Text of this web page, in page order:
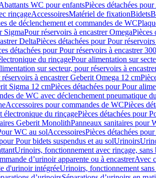
WC pour enfantsPièces détachées
rinçageAccessoiresMatériel de fixationBidets
de déclenchement et commandes de WC
SigmaPour réservoirs à encastrer OmegaPièces
DeltaPièces détachées pour Pour
détachées pour Pour réservoirs à encastrer
du rinçagePour alimentation sur
sur secteur, pour réservoirs à
à encastrer Geberit Omega 12 cm
Sigma 12 cmPièces détachées pour Pour
de WC avec déclenchement pneumatique
Accessoires pour commandes de WCPièces
électronique du rinçagePièces détachées pour
Geberit MonolithPanneaux sanitaires pour
WC au solAccessoiresPièces détachées
Pour bidets suspendus et au solUrinoirs
Urinoirs, fonctionnement avec rinçage, sans
d’urinoir apparente ou à encastrerAvec
d'urinoir intégréeUrinoirs, fonctionnement sans